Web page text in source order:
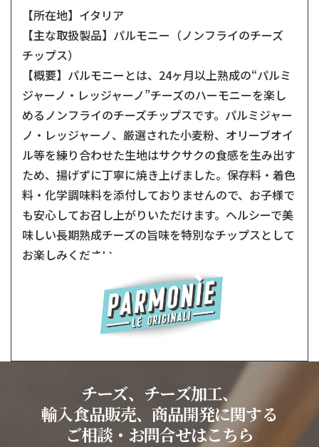
【所在地】イタリア
【主な取扱製品】パルモニー（ノンフライのチーズ
チップス）
【概要】パルモニーとは、24ヶ月以上熟成の“パルミ
ジャーノ・レッジャーノ”チーズのハーモニーを楽し
めるノンフライのチーズチップスです。パルミジャー
ノ・レッジャーノ、厳選された小麦粉、オリーブオイ
ル等を練り合わせた生地はサクサクの食感を生み出す
ため、揚げずに丁寧に焼き上げました。保存料・着色
料・化学調味料を添付しておりませんので、お子様で
も安心してお召し上がりいただけます。ヘルシーで美
味しい長期熟成チーズの旨味を特別なチップスとして
お楽しみください。
チーズ、チーズ加工、
輸入食品販売、商品開発に関する
ご相談・お問合せはこちら